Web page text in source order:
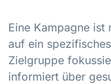
Eine Kampagne
auf ein
Zielgruppe
informiert über